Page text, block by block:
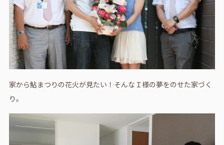
家から鮎まつりの花火が見たい！そんなＩ様の夢をのせた家づく
り。